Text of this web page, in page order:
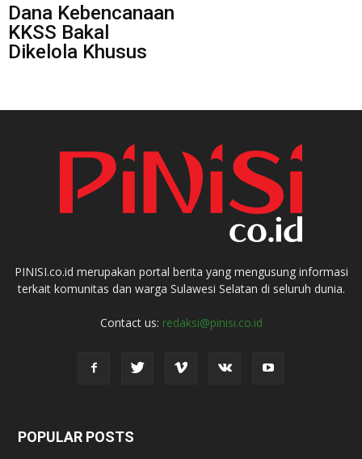
Dana Kebencanaan
KKSS Bakal
Dikelola Khusus
PINISI.co.id merupakan portal berita yang mengusung informasi
terkait komunitas dan warga Sulawesi Selatan di seluruh dunia.
Contact us: redaksi@pinisi.co.id
POPULAR POSTS